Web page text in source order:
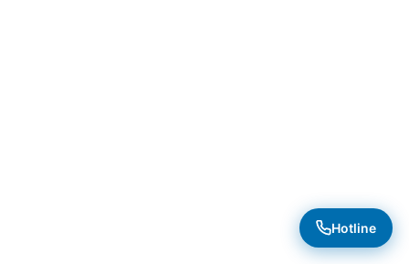
Hotline